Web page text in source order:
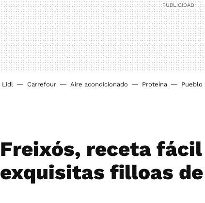
Lidl Carrefour Aire acondicionado Proteína Pueblo
Freixós, receta
exquisitas filloas